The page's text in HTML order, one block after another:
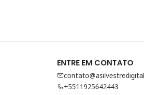
ENTRE EM CONTATO
+5511925642443